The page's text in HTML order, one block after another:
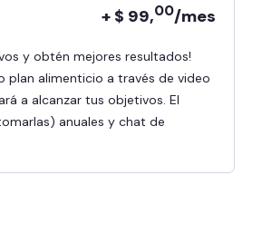
+ $ 99,00/mes
plan alimenticio a través de video
a alcanzar tus objetivos. El
anuales y chat de